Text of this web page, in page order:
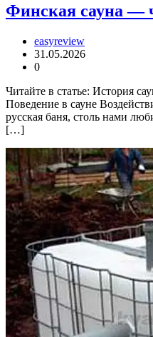
Финская сауна —
easyreview
31.05.2026
0
Читайте в статье: История
Поведение в сауне
русская баня, столь нами
[…]